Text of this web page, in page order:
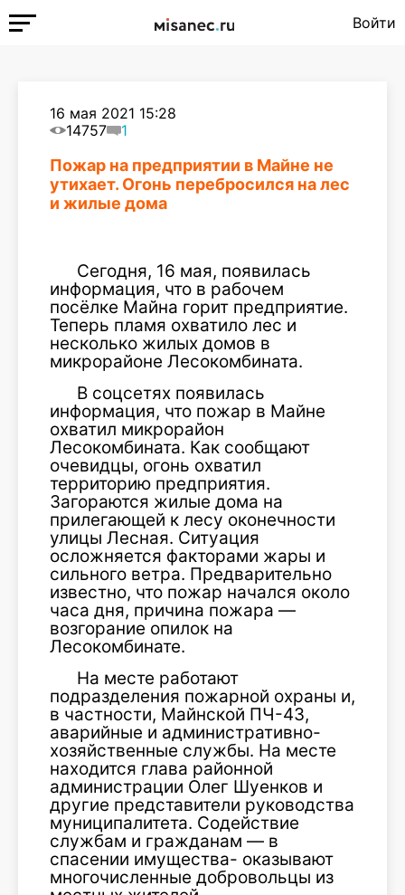
Войти
16 мая 2021 15:28
14757
1
Пожар на предприятии в Майне не
утихает. Огонь перебросился на лес
и жилые дома
Сегодня, 16 мая, появилась
информация, что в рабочем
посёлке Майна горит предприятие.
Теперь пламя охватило лес и
несколько жилых домов в
микрорайоне Лесокомбината.
В соцсетях появилась
информация, что пожар в Майне
охватил микрорайон
Лесокомбината. Как сообщают
очевидцы, огонь охватил
территорию предприятия.
Загораются жилые дома на
прилегающей к лесу оконечности
улицы Лесная. Ситуация
осложняется факторами жары и
сильного ветра. Предварительно
известно, что пожар начался около
часа дня, причина пожара —
возгорание опилок на
Лесокомбинате.
На месте работают
подразделения пожарной охраны и,
в частности, Майнской ПЧ-43,
аварийные и административно-
хозяйственные службы. На месте
находится глава районной
администрации Олег Шуенков и
другие представители руководства
муниципалитета. Содействие
службам и гражданам — в
спасении имущества- оказывают
многочисленные добровольцы из